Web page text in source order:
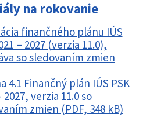
na rokovanie
finančného plánu IÚS
– 2027 (verzia 11.0),
so sledovaním zmien
4.1 Finančný plán IÚS PSK
2027, verzia 11.0 so
zmien (PDF, 348 kB)